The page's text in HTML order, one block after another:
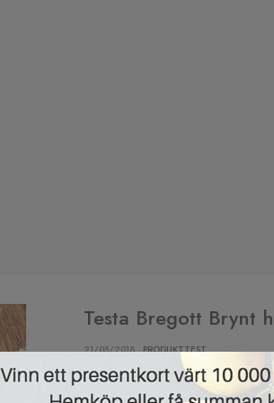
Testa Bregott Brynt
21/05/2018 ·PRODUKTTEST
Då är Smartson i farten igen